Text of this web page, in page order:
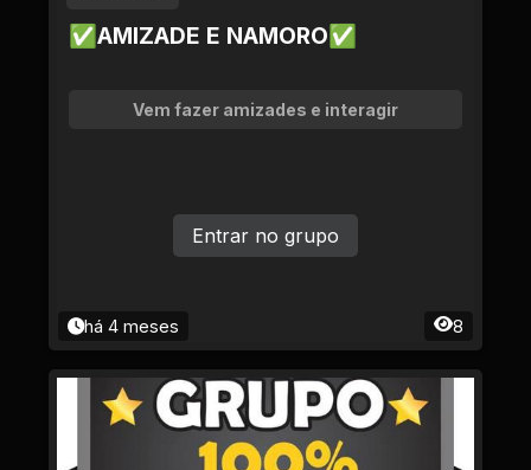
✅AMIZADE E NAMORO✅
Vem fazer amizades e interagir
há 4 meses 8
Entrar no grupo